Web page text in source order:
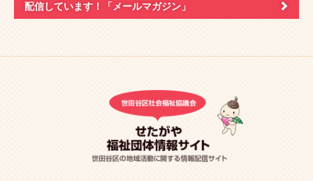
配信しています！ 「メールマガジン」